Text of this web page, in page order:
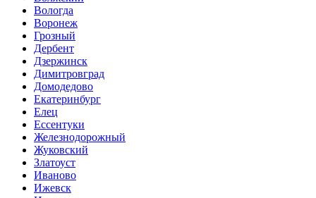
Вологда
Воронеж
Грозный
Дербент
Дзержинск
Димитровград
Домодедово
Екатеринбург
Елец
Ессентуки
Железнодорожный
Жуковский
Златоуст
Иваново
Ижевск